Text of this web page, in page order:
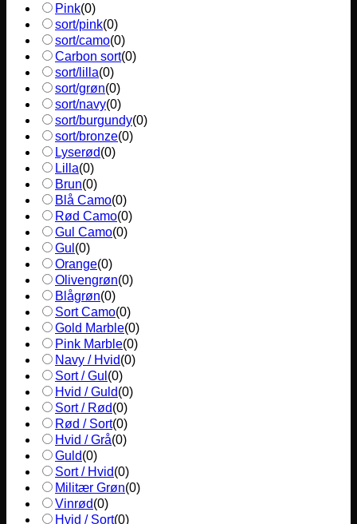
Pink(0)
sort/pink(0)
sort/camo(0)
Carbon sort(0)
sort/lilla(0)
sort/grøn(0)
sort/navy(0)
sort/burgundy(0)
sort/bronze(0)
Lyserød(0)
Lilla(0)
Brun(0)
Blå Camo(0)
Rød Camo(0)
Gul Camo(0)
Gul (0)
Orange(0)
Olivengrøn(0)
Blågrøn(0)
Sort Camo(0)
Gold Marble(0)
Pink Marble(0)
Navy / Hvid(0)
Sort / Gul (0)
Hvid / Guld(0)
Sort / Rød(0)
Rød / Sort(0)
Hvid / Grå(0)
Guld(0)
Sort / Hvid(0)
Militær Grøn(0)
Vinrød(0)
Hvid / Sort(0)